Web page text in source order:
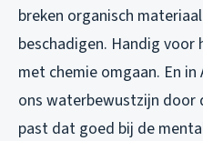
breken organisch
beschadigen. Handig
met chemie omgaan. En in
ons waterbewustzijn door
past dat goed bij de